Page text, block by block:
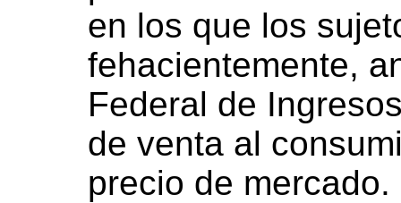
en los que los
fehacientemente,
Federal de
de venta al
precio de mercado.